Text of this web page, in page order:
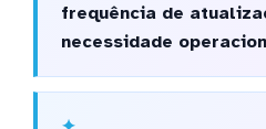
frequência de
necessidade